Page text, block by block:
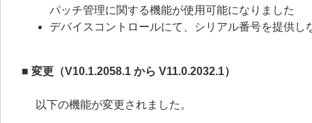
パッチ管理に関する機能が使用可能になりました
デバイスコントロールにて、シリアル番号を提供
■ 変更（V10.1.2058.1 から V11.0.2032.1）
以下の機能が変更されました。